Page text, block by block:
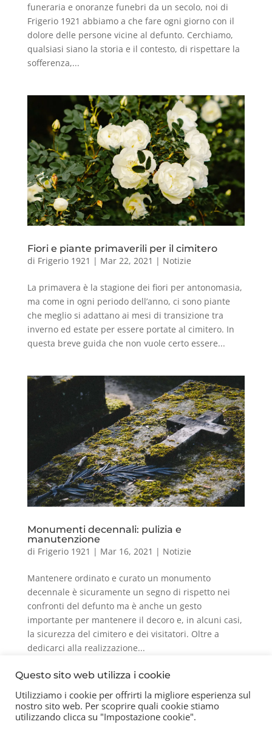
funeraria e onoranze funebri da un secolo, noi di
Frigerio 1921 abbiamo a che fare ogni giorno con il
dolore delle persone vicine al defunto. Cerchiamo,
qualsiasi siano la storia e il contesto, di rispettare la
sofferenza,...
Fiori e piante primaverili per il cimitero
di Frigerio 1921 | Mar 22, 2021 | Notizie
La primavera è la stagione dei fiori per antonomasia,
ma come in ogni periodo dell’anno, ci sono piante
che meglio si adattano ai mesi di transizione tra
inverno ed estate per essere portate al cimitero. In
questa breve guida che non vuole certo essere...
Monumenti decennali: pulizia e
manutenzione
di Frigerio 1921 | Mar 16, 2021 | Notizie
Mantenere ordinato e curato un monumento
decennale è sicuramente un segno di rispetto nei
confronti del defunto ma è anche un gesto
importante per mantenere il decoro e, in alcuni casi,
la sicurezza del cimitero e dei visitatori. Oltre a
dedicarci alla realizzazione...
Contatti
Chi siamo Privacy Policy
Questo sito web utilizza i cookie
Utilizziamo i cookie per offrirti la migliore esperienza sul
nostro sito web. Per scoprire quali cookie stiamo
utilizzando clicca su "Impostazione cookie".